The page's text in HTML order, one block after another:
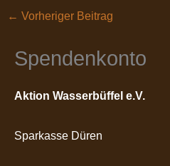
← Vorheriger Beitrag
Spendenkonto
Aktion Wasserbüffel e.V.
Sparkasse Düren